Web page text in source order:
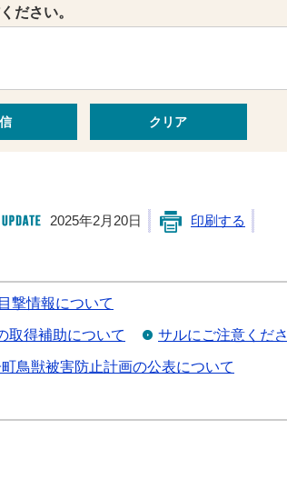
ださい。
2025年2月20日 印刷する
撃情報について
取得補助について サルにご注意くだ
鳥獣被害防止計画の公表について